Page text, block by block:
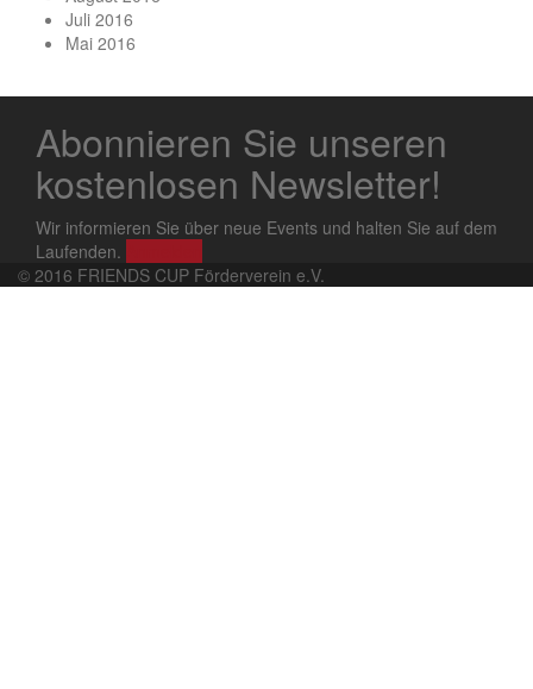
Juli 2016
Mai 2016
Abonnieren Sie unseren
kostenlosen Newsletter!
Wir informieren Sie über neue Events und halten Sie auf dem
Laufenden.
© 2016 FRIENDS CUP Förderverein e.V.